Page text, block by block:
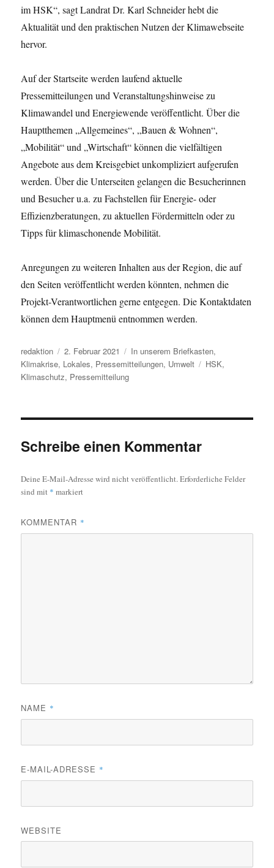
im HSK“, sagt Landrat Dr. Karl Schneider hebt die
Aktualität und den praktischen Nutzen der Klimawebseite
hervor.
Auf der Startseite werden laufend aktuelle
Pressemitteilungen und Veranstaltungshinweise zu
Klimawandel und Energiewende veröffentlicht. Über die
Hauptthemen „Allgemeines“, „Bauen & Wohnen“,
„Mobilität“ und „Wirtschaft“ können die vielfältigen
Angebote aus dem Kreisgebiet unkompliziert aufgerufen
werden. Über die Unterseiten gelangen die Besucherinnen
und Besucher u.a. zu Fachstellen für Energie- oder
Effizienzberatungen, zu aktuellen Fördermitteln oder zu
Tipps für klimaschonende Mobilität.
Anregungen zu weiteren Inhalten aus der Region, die auf
den Seiten veröffentlicht werden könnten, nehmen die
Projekt-Verantwortlichen gerne entgegen. Die Kontaktdaten
können dem Hauptmenü entnommen werden.
Autor
redaktion
Veröffentlicht
am
2. Februar 2021 Kategorien
In unserem Briefkasten,
Klimakrise, Lokales, Pressemitteilungen, Umwelt Schlagwörter
HSK,
Klimaschutz, Pressemitteilung
Schreibe einen Kommentar
Deine E-Mail-Adresse wird nicht veröffentlicht.Erforderliche Felder
sind mit * markiert
KOMMENTAR *
NAME *
E-MAIL-ADRESSE *
WEBSITE